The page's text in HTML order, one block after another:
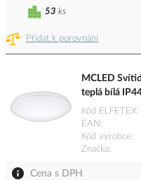
Přidat k porovnání
53 ks
MCLED
teplá bílá
Kód ELFETEX
EAN
Kód výrobce
Značka
Cena s DPH